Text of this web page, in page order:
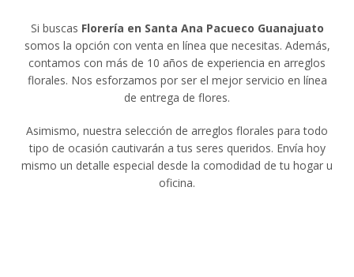
Si buscas Florería en Santa Ana Pacueco Guanajuato
somos la opción con venta en línea que necesitas. Además,
contamos con más de 10 años de experiencia en arreglos
florales. Nos esforzamos por ser el mejor servicio en línea
de entrega de flores.
Asimismo, nuestra selección de arreglos florales para todo
tipo de ocasión cautivarán a tus seres queridos. Envía hoy
mismo un detalle especial desde la comodidad de tu hogar u
oficina.